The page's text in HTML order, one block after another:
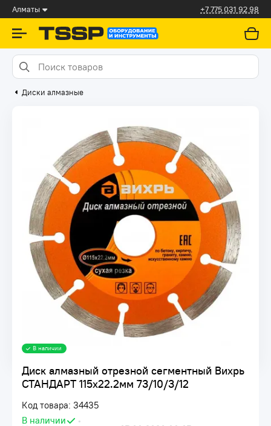
Алматы +7 775 031 92 98
Диски алмазные
Диск алмазный отрезной сегментный Вихрь
СТАНДАРТ 115х22.2мм 73/10/3/12
Код товара: 34435
В наличии
•
В наличии